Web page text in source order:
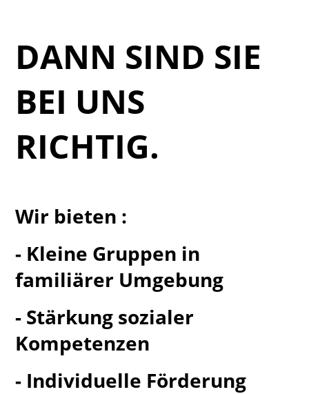
DANN SIND SIE
BEI UNS
RICHTIG.
Wir bieten :
- Kleine Gruppen in
familiärer Umgebung
- Stärkung sozialer
Kompetenzen
- Individuelle Förderung